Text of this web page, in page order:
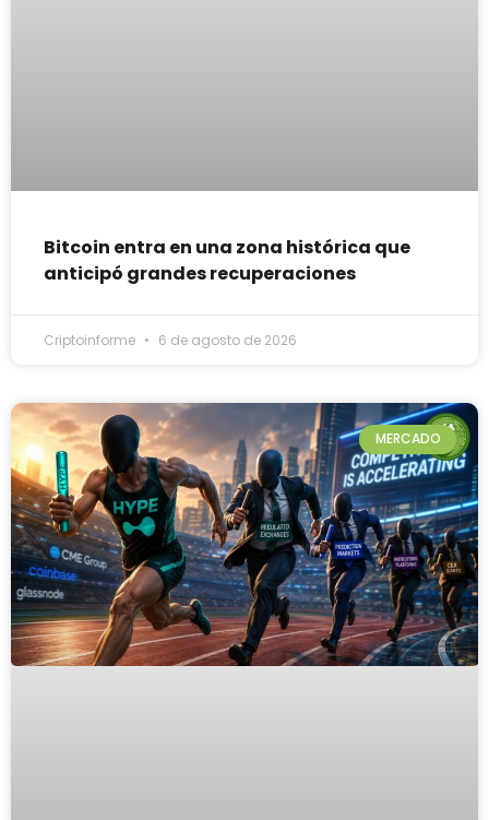
Bitcoin entra en una zona histórica que
anticipó grandes recuperaciones
Criptoinforme 6 de agosto de 2026
MERCADO